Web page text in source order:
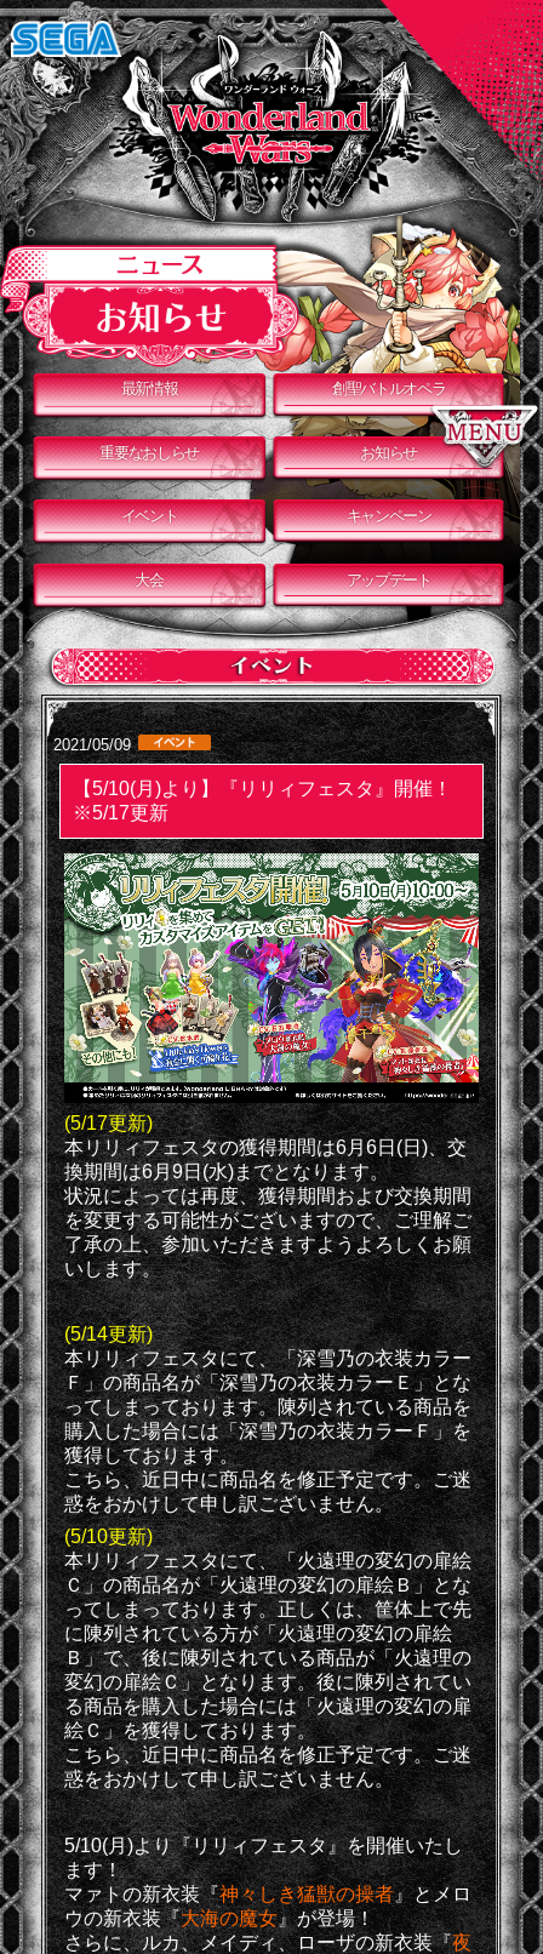
最新情報 創聖バトルオペラ
重要なおしらせ お知らせ
イベント キャンペーン
大会 アップデート
2021/05/09
【5/10(月)より】『リリィフェスタ』開催！
※5/17更新
(5/17更新)
本リリィフェスタの獲得期間は6月6日(日)、交
換期間は6月9日(水)までとなります。
状況によっては再度、獲得期間および交換期間
を変更する可能性がございますので、ご理解ご
了承の上、参加いただきますようよろしくお願
いします。
(5/14更新)
本リリィフェスタにて、「深雪乃の衣装カラー
Ｆ」の商品名が「深雪乃の衣装カラーＥ」とな
ってしまっております。陳列されている商品を
購入した場合には「深雪乃の衣装カラーＦ」を
獲得しております。
こちら、近日中に商品名を修正予定です。ご迷
惑をおかけして申し訳ございません。
(5/10更新)
本リリィフェスタにて、「火遠理の変幻の扉絵
Ｃ」の商品名が「火遠理の変幻の扉絵Ｂ」とな
ってしまっております。正しくは、筐体上で先
に陳列されている方が「火遠理の変幻の扉絵
Ｂ」で、後に陳列されている商品が「火遠理の
変幻の扉絵Ｃ」となります。後に陳列されてい
る商品を購入した場合には「火遠理の変幻の扉
絵Ｃ」を獲得しております。
こちら、近日中に商品名を修正予定です。ご迷
惑をおかけして申し訳ございません。
5/10(月)より『リリィフェスタ』を開催いたし
ます！
マァトの新衣装『神々しき猛獣の操者』とメロ
ウの新衣装『大海の魔女』が登場！
さらに、ルカ、メイディ、ローザの新衣装『夜